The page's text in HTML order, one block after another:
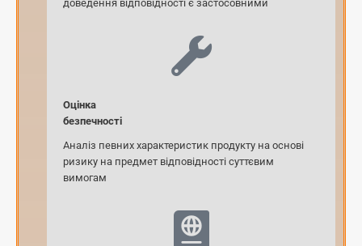
доведення відповідності є застосовними
Оцінка
безпечності
Аналіз певних характеристик продукту на основі
ризику на предмет відповідності суттєвим
вимогам